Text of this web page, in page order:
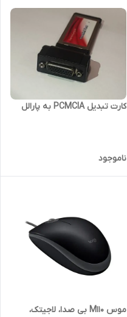
کارت تبدیل PCMCIA به پارالل
ناموجود
موس M110 بی صدا، لاجیتک،